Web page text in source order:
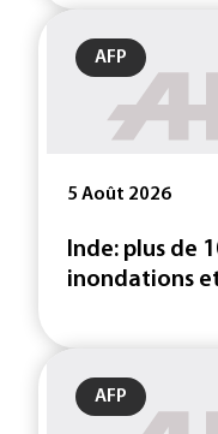
AFP
5 Août 2026
Inde: plus de
inondations
AFP